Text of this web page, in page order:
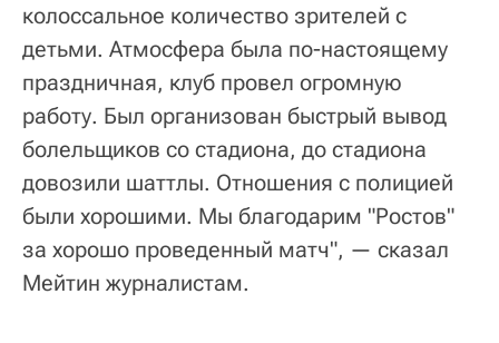
колоссальное количество зрителей с
детьми. Атмосфера была по-настоящему
праздничная, клуб провел огромную
работу. Был организован быстрый вывод
болельщиков со стадиона, до стадиона
довозили шаттлы. Отношения с полицией
были хорошими. Мы благодарим "Ростов"
за хорошо проведенный матч", — сказал
Мейтин журналистам.